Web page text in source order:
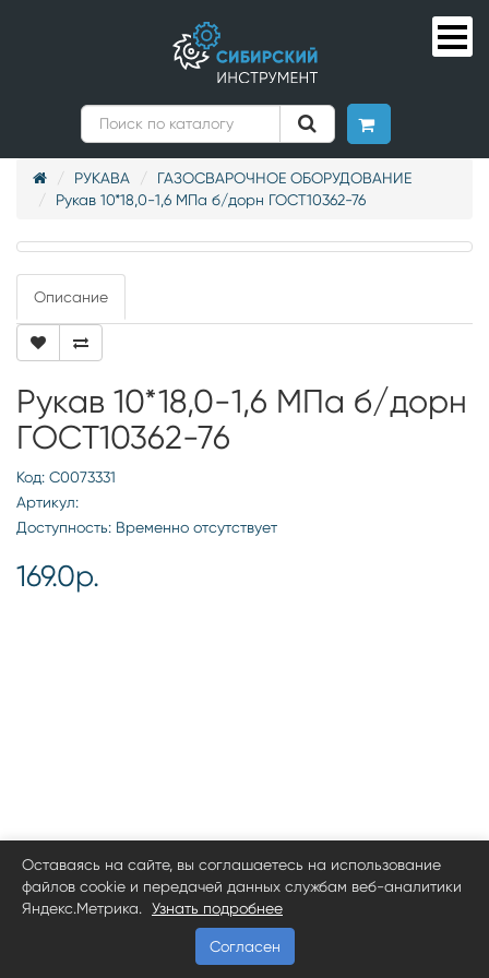
РУКАВА
ГАЗОСВАРОЧНОЕ ОБОРУДОВАНИЕ
Рукав 10*18,0-1,6 МПа б/дорн ГОСТ10362-76
Описание
Рукав 10*18,0-1,6 МПа б/дорн
ГОСТ10362-76
Код: С0073331
Артикул:
Доступность: Временно отсутствует
169.0р.
Оставаясь на сайте, вы соглашаетесь на использование
файлов cookie и передачей данных службам веб-аналитики
Яндекс.Метрика.
Узнать подробнее
Согласен